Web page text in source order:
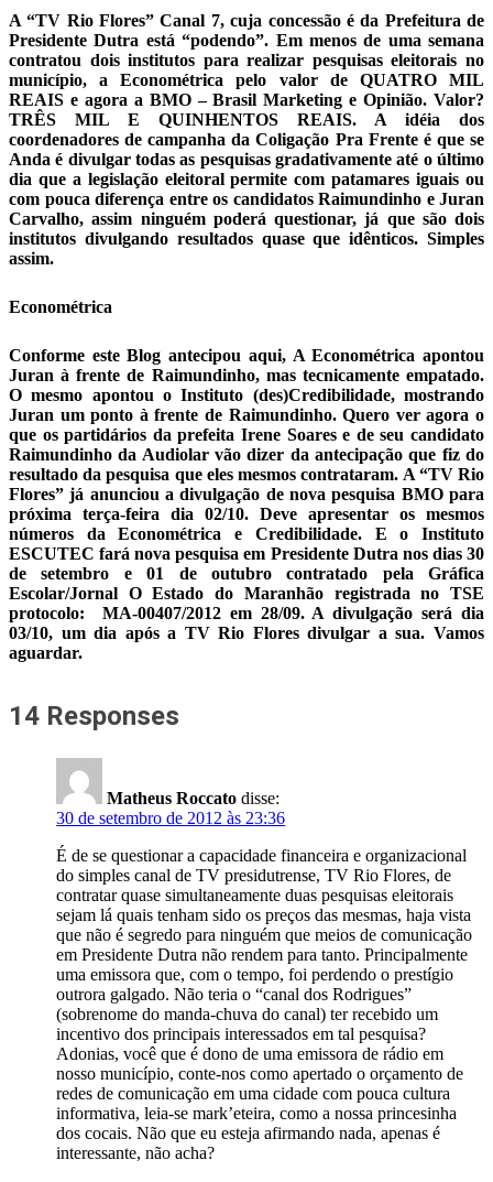
Telegram
A “TV Rio Flores” Canal 7, cuja concessão é da Prefeitura de
Presidente Dutra está “podendo”. Em menos de uma semana
contratou dois institutos para realizar pesquisas eleitorais no
município, a Econométrica pelo valor de QUATRO MIL
REAIS e agora a BMO – Brasil Marketing e Opinião. Valor?
TRÊS MIL E QUINHENTOS REAIS. A idéia dos
coordenadores de campanha da Coligação Pra Frente é que se
Anda é divulgar todas as pesquisas gradativamente até o último
dia que a legislação eleitoral permite com patamares iguais ou
com pouca diferença entre os candidatos Raimundinho e Juran
Carvalho, assim ninguém poderá questionar, já que são dois
institutos divulgando resultados quase que idênticos. Simples
assim.
Econométrica
Conforme este Blog antecipou aqui, A Econométrica apontou
Juran à frente de Raimundinho, mas tecnicamente empatado.
O mesmo apontou o Instituto (des)Credibilidade, mostrando
Juran um ponto à frente de Raimundinho. Quero ver agora o
que os partidários da prefeita Irene Soares e de seu candidato
Raimundinho da Audiolar vão dizer da antecipação que fiz do
resultado da pesquisa que eles mesmos contrataram. A “TV Rio
Flores” já anunciou a divulgação de nova pesquisa BMO para
próxima terça-feira dia 02/10. Deve apresentar os mesmos
números da Econométrica e Credibilidade. E o Instituto
ESCUTEC fará nova pesquisa em Presidente Dutra nos dias 30
de setembro e 01 de outubro contratado pela Gráfica
Escolar/Jornal O Estado do Maranhão registrada no TSE
protocolo: MA-00407/2012 em 28/09. A divulgação será dia
03/10, um dia após a TV Rio Flores divulgar a sua. Vamos
aguardar.
14 Responses
Matheus Roccato disse:
30 de setembro de 2012 às 23:36
É de se questionar a capacidade financeira e organizacional
do simples canal de TV presidutrense, TV Rio Flores, de
contratar quase simultaneamente duas pesquisas eleitorais
sejam lá quais tenham sido os preços das mesmas, haja vista
que não é segredo para ninguém que meios de comunicação
em Presidente Dutra não rendem para tanto. Principalmente
uma emissora que, com o tempo, foi perdendo o prestígio
outrora galgado. Não teria o “canal dos Rodrigues”
(sobrenome do manda-chuva do canal) ter recebido um
incentivo dos principais interessados em tal pesquisa?
Adonias, você que é dono de uma emissora de rádio em
nosso município, conte-nos como apertado o orçamento de
redes de comunicação em uma cidade com pouca cultura
informativa, leia-se mark’eteira, como a nossa princesinha
dos cocais. Não que eu esteja afirmando nada, apenas é
interessante, não acha?